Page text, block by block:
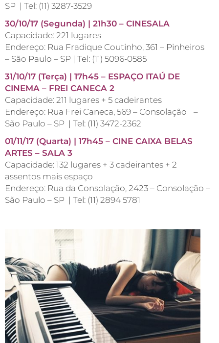
SP | Tel: (11) 3287-3529
30/10/17 (Segunda) | 21h30 – CINESALA
Capacidade: 221 lugares
Endereço: Rua Fradique Coutinho, 361 – Pinheiros
– São Paulo – SP | Tel: (11) 5096-0585
31/10/17 (Terça) | 17h45 – ESPAÇO ITAÚ DE
CINEMA – FREI CANECA 2
Capacidade: 211 lugares + 5 cadeirantes
Endereço: Rua Frei Caneca, 569 – Consolação –
São Paulo – SP | Tel: (11) 3472-2362
01/11/17 (Quarta) | 17h45 – CINE CAIXA BELAS
ARTES – SALA 3
Capacidade: 132 lugares + 3 cadeirantes + 2
assentos mais espaço
Endereço: Rua da Consolação, 2423 – Consolação –
São Paulo – SP | Tel: (11) 2894 5781